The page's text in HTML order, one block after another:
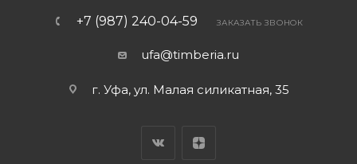
+7 (987) 240-04-59 ЗАКАЗАТЬ ЗВОНОК
ufa@timberia.ru
г. Уфа, ул. Малая силикатная, 35